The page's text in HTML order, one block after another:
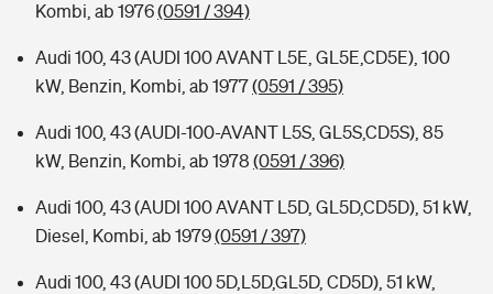
Kombi, ab 1976(0591 / 394)
Audi 100, 43 (AUDI 100 AVANT L5E, GL5E,CD5E), 100
kW, Benzin, Kombi, ab 1977(0591 / 395)
Audi 100, 43 (AUDI-100-AVANT L5S, GL5S,CD5S), 85
kW, Benzin, Kombi, ab 1978 (0591 / 396)
Audi 100, 43 (AUDI 100 AVANT L5D, GL5D,CD5D), 51 kW,
Diesel, Kombi, ab 1979(0591 / 397)
Audi 100, 43 (AUDI 100 5D,L5D,GL5D, CD5D), 51 kW,